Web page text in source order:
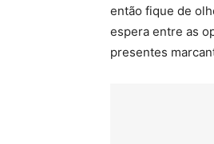
então fique de
espera entre as
presentes